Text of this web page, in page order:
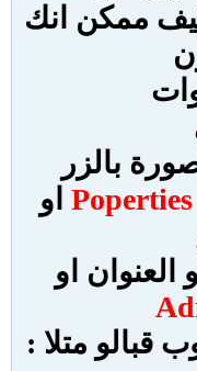
ممكن انك
بالزر
Poperties او
او
قبالو متلا :